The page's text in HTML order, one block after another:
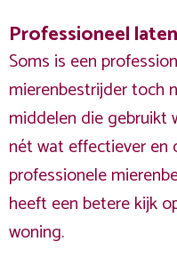
Professioneel
Soms is een
mierenbestrijder toch
middelen die gebruikt
nét wat effectiever en
professionele
heeft een betere kijk
woning.